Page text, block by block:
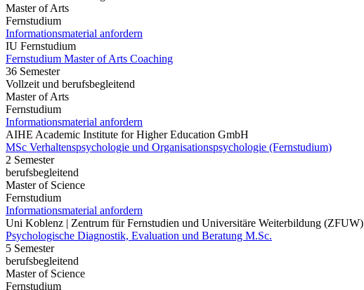
Master of Arts
Fernstudium
Informationsmaterial anfordern
IU Fernstudium
Fernstudium Master of Arts Coaching
36 Semester
Vollzeit und berufsbegleitend
Master of Arts
Fernstudium
Informationsmaterial anfordern
AIHE Academic Institute for Higher Education GmbH
MSc Verhaltenspsychologie und Organisationspsychologie (Fernstudium)
2 Semester
berufsbegleitend
Master of Science
Fernstudium
Informationsmaterial anfordern
Uni Koblenz | Zentrum für Fernstudien und Universitäre Weiterbildung (ZFUW)
Psychologische Diagnostik, Evaluation und Beratung M.Sc.
5 Semester
berufsbegleitend
Master of Science
Fernstudium